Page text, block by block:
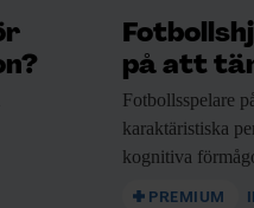
på att
Fotbollsspelare
karaktäristiska
kognitiva
PREMIUM